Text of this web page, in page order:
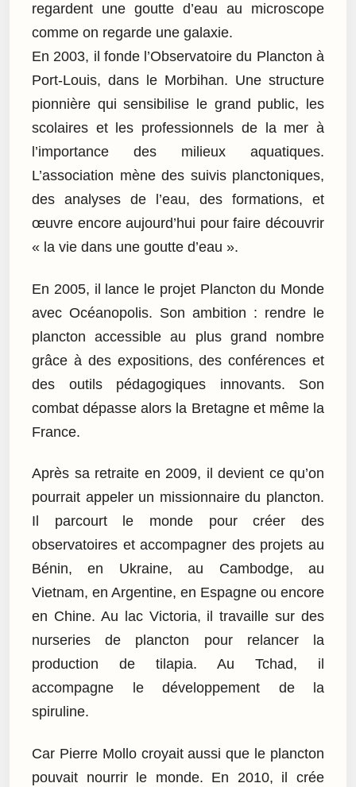
regardent une goutte d’eau au microscope
comme on regarde une galaxie.
En 2003, il fonde l’Observatoire du Plancton à
Port-Louis, dans le Morbihan. Une structure
pionnière qui sensibilise le grand public, les
scolaires et les professionnels de la mer à
l’importance des milieux aquatiques.
L’association mène des suivis planctoniques,
des analyses de l’eau, des formations, et
œuvre encore aujourd’hui pour faire découvrir
« la vie dans une goutte d’eau ».
En 2005, il lance le projet Plancton du Monde
avec Océanopolis. Son ambition : rendre le
plancton accessible au plus grand nombre
grâce à des expositions, des conférences et
des outils pédagogiques innovants. Son
combat dépasse alors la Bretagne et même la
France.
Après sa retraite en 2009, il devient ce qu’on
pourrait appeler un missionnaire du plancton.
Il parcourt le monde pour créer des
observatoires et accompagner des projets au
Bénin, en Ukraine, au Cambodge, au
Vietnam, en Argentine, en Espagne ou encore
en Chine. Au lac Victoria, il travaille sur des
nurseries de plancton pour relancer la
production de tilapia. Au Tchad, il
accompagne le développement de la
spiruline.
Car Pierre Mollo croyait aussi que le plancton
pouvait nourrir le monde. En 2010, il crée